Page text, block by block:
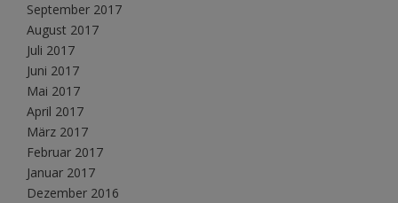
September 2017
August 2017
Juli 2017
Juni 2017
Mai 2017
April 2017
März 2017
Februar 2017
Januar 2017
Dezember 2016